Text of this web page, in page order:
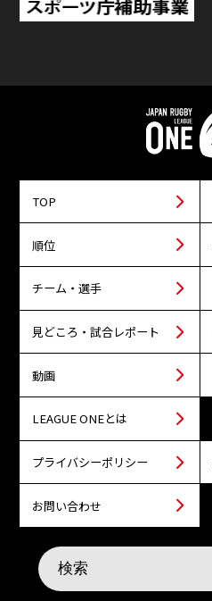
TOP
順位
チーム・選手
見どころ・試合レポート
動画
LEAGUE ONEとは
プライバシーポリシー
お問い合わせ